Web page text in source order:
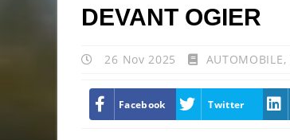
DEVANT OGIER
26 Nov 2025 AUTOMOBILE,
Facebook Twitter